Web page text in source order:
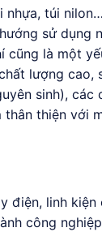
nhựa, túi
sử dụng
cũng là một
lượng cao,
sinh), các
thiện với
điện, linh
công